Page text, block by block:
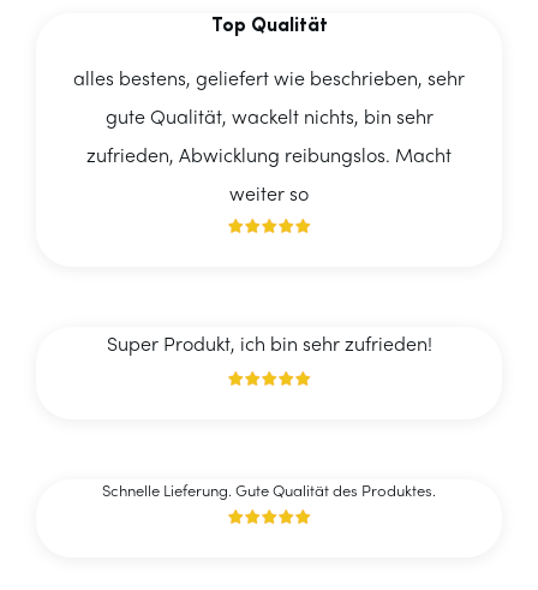
Top Qualität
alles bestens, geliefert wie beschrieben, sehr
gute Qualität, wackelt nichts, bin sehr
zufrieden, Abwicklung reibungslos. Macht
weiter so
Super Produkt, ich bin sehr zufrieden!
Schnelle Lieferung. Gute Qualität des Produktes.